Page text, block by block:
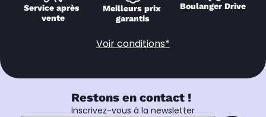
Service après
vente
Meilleurs prix
garantis
Boulanger Drive
Voir conditions*
Restons en contact !
Inscrivez-vous à la newsletter